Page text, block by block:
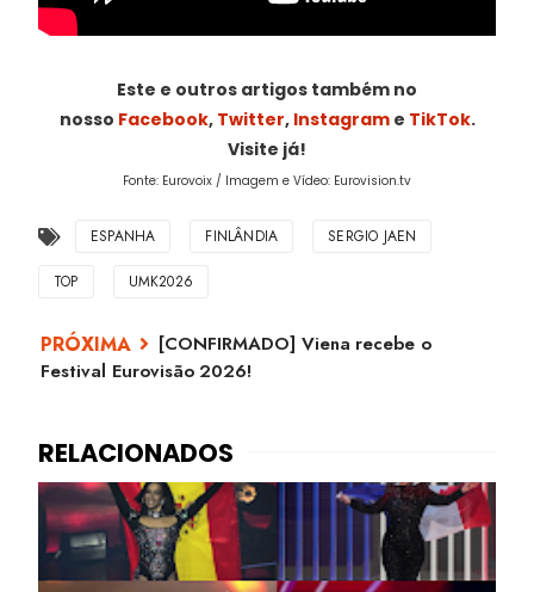
Este e outros artigos também no
nosso Facebook, Twitter, Instagrame TikTok.
Visite já!
Fonte: Eurovoix / Imagem e Vídeo: Eurovision.tv
ESPANHA FINLÂNDIA SERGIO JAEN
TOP UMK2026
[CONFIRMADO] Viena recebe o
Festival Eurovisão 2026!